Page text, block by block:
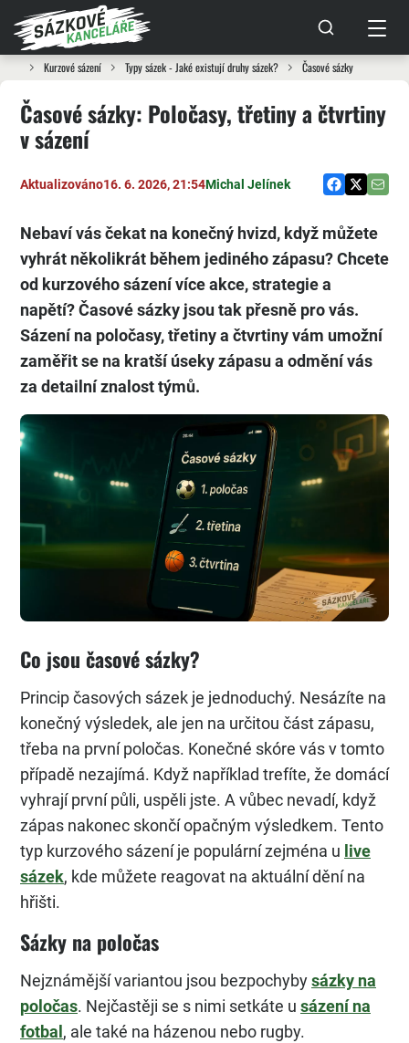
Kurzové sázení Typy sázek - Jaké existují druhy sázek? Časové sázky
Časové sázky: Poločasy, třetiny a čtvrtiny
v sázení
Aktualizováno16. 6. 2026, 21:54Michal Jelínek
Nebaví vás čekat na konečný hvizd, když můžete
vyhrát několikrát během jediného zápasu? Chcete
od kurzového sázení více akce, strategie a
napětí? Časové sázky jsou tak přesně pro vás.
Sázení na poločasy, třetiny a čtvrtiny vám umožní
zaměřit se na kratší úseky zápasu a odmění vás
za detailní znalost týmů.
Co jsou časové sázky?
Princip časových sázek je jednoduchý. Nesázíte na
konečný výsledek, ale jen na určitou část zápasu,
třeba na první poločas. Konečné skóre vás v tomto
případě nezajímá. Když například trefíte, že domácí
vyhrají první půli, uspěli jste. A vůbec nevadí, když
zápas nakonec skončí opačným výsledkem. Tento
typ kurzového sázení je populární zejména u live
sázek, kde můžete reagovat na aktuální dění na
hřišti.
Sázky na poločas
Nejznámější variantou jsou bezpochybysázky na
poločas. Nejčastěji se s nimi setkáte u sázení na
fotbal , ale také na házenou nebo rugby.